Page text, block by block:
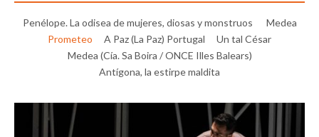
Penélope. La odisea de mujeres, diosas y monstruos
Medea
Prometeo
A Paz (La Paz) Portugal
Un tal César
Medea (Cía. Sa Boira / ONCE Illes Balears)
Antígona, la estirpe maldita